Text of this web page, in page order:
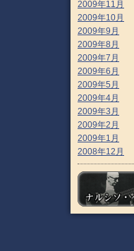
2009年11月
2009年10月
2009年9月
2009年8月
2009年7月
2009年6月
2009年5月
2009年4月
2009年3月
2009年2月
2009年1月
2008年12月